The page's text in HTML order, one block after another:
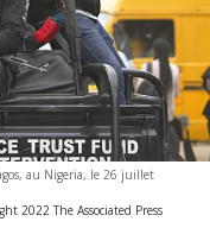
au Nigeria, le 26 juillet
2022 The Associated Press